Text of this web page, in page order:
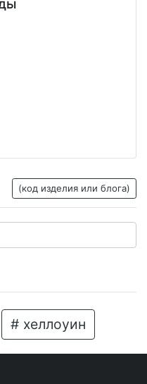
(код изделия или блога)
хеллоуин